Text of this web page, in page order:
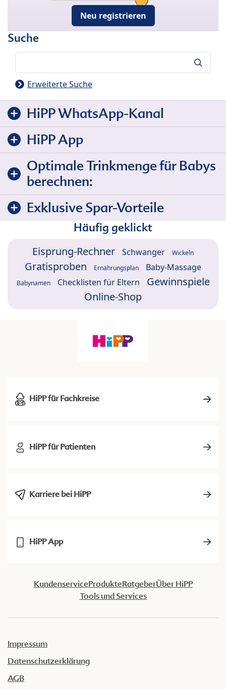
Neu registrieren
Suche
Erweiterte Suche
HiPP WhatsApp-Kanal
HiPP App
Optimale Trinkmenge für Babys
berechnen:
Exklusive Spar-Vorteile
Häufig geklickt
Eisprung-Rechner Schwanger Wickeln
Gratisproben Ernährungsplan Baby-Massage
Babynamen Checklisten für Eltern
Gewinnspiele
Online-Shop
HiPP für Fachkreise
HiPP für Patienten
Karriere bei HiPP
HiPP App
KundenserviceProdukteRatgeberÜber HiPP
Tools und Services
Impressum
Datenschutzerklärung
AGB